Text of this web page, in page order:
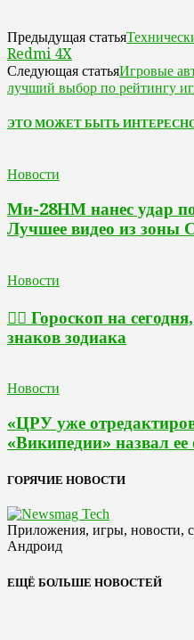
Предыдущая статья
Redmi 4X
Следующая статьяИгровые
лучший выбор по рейтингу
ЭТО МОЖЕТ БЫТЬ
Новости
Ми-28НМ нанес удар по
Лучшее видео из зоны
Новости
🧙‍♀ Гороскоп на
знаков зодиака
Новости
«ЦРУ уже
«Википедии» назвал
ГОРЯЧИЕ НОВОСТИ
Приложения, игры, новости,
Андроид
ЕЩЁ БОЛЬШЕ НОВОСТЕЙ